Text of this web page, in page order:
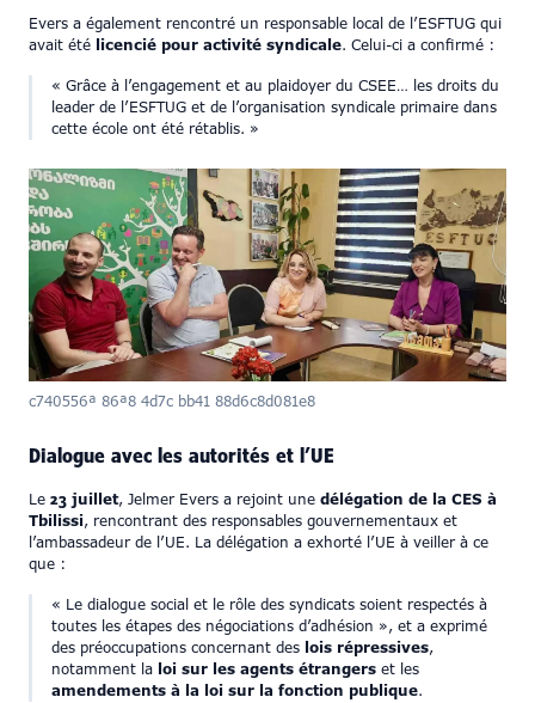
Evers a également rencontré un responsable local de l’ESFTUG qui
avait été licencié pour activité syndicale. Celui-ci a confirmé :
« Grâce à l’engagement et au plaidoyer du CSEE… les droits du
leader de l’ESFTUG et de l’organisation syndicale primaire dans
cette école ont été rétablis. »
c740556a 86a8 4d7c bb41 88d6c8d081e8
Dialogue avec les autorités et l’UE
Le 23 juillet, Jelmer Evers a rejoint une délégation de la CES à
Tbilissi, rencontrant des responsables gouvernementaux et
l’ambassadeur de l’UE. La délégation a exhorté l’UE à veiller à ce
que :
« Le dialogue social et le rôle des syndicats soient respectés à
toutes les étapes des négociations d’adhésion », et a exprimé
des préoccupations concernant des lois répressives,
notamment la loi sur les agents étrangers et les
amendements à la loi sur la fonction publique.